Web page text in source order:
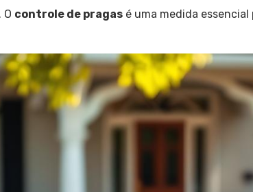
controle de pragas é uma medida essencial